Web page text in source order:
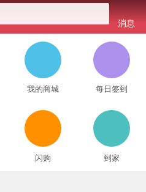
消息
我的商城 每日签到
闪购 到家